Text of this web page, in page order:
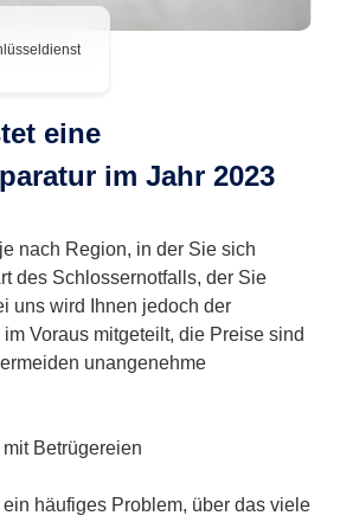
eine
im Jahr 2023
nach Region, in der Sie sich
des Schlossernotfalls, der Sie
uns wird Ihnen jedoch der
Voraus mitgeteilt, die Preise sind
unangenehme
Betrügereien
häufiges Problem, über das viele